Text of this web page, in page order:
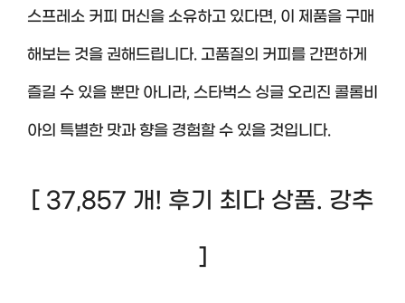
스프레소 커피 머신을 소유하고 있다면, 이 제품을 구매
해보는 것을 권해드립니다. 고품질의 커피를 간편하게
즐길 수 있을 뿐만 아니라, 스타벅스 싱글 오리진 콜롬비
아의 특별한 맛과 향을 경험할 수 있을 것입니다.
[ 37,857 개! 후기 최다 상품. 강추
]